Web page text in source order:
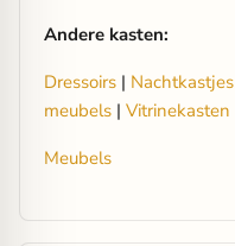
Andere kasten:
Dressoirs | Nachtkastjes
meubels | Vitrinekasten
Meubels